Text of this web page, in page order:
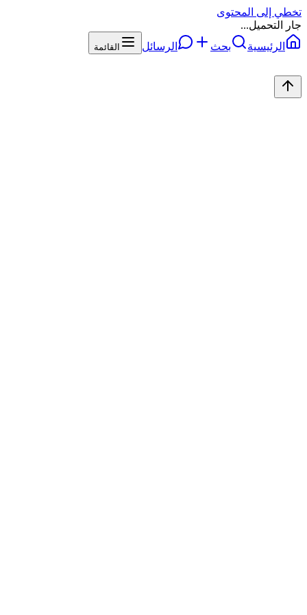
تخطي إلى المحتوى
جار التحميل...
الرئيسية
بحث الرسائل القائمة